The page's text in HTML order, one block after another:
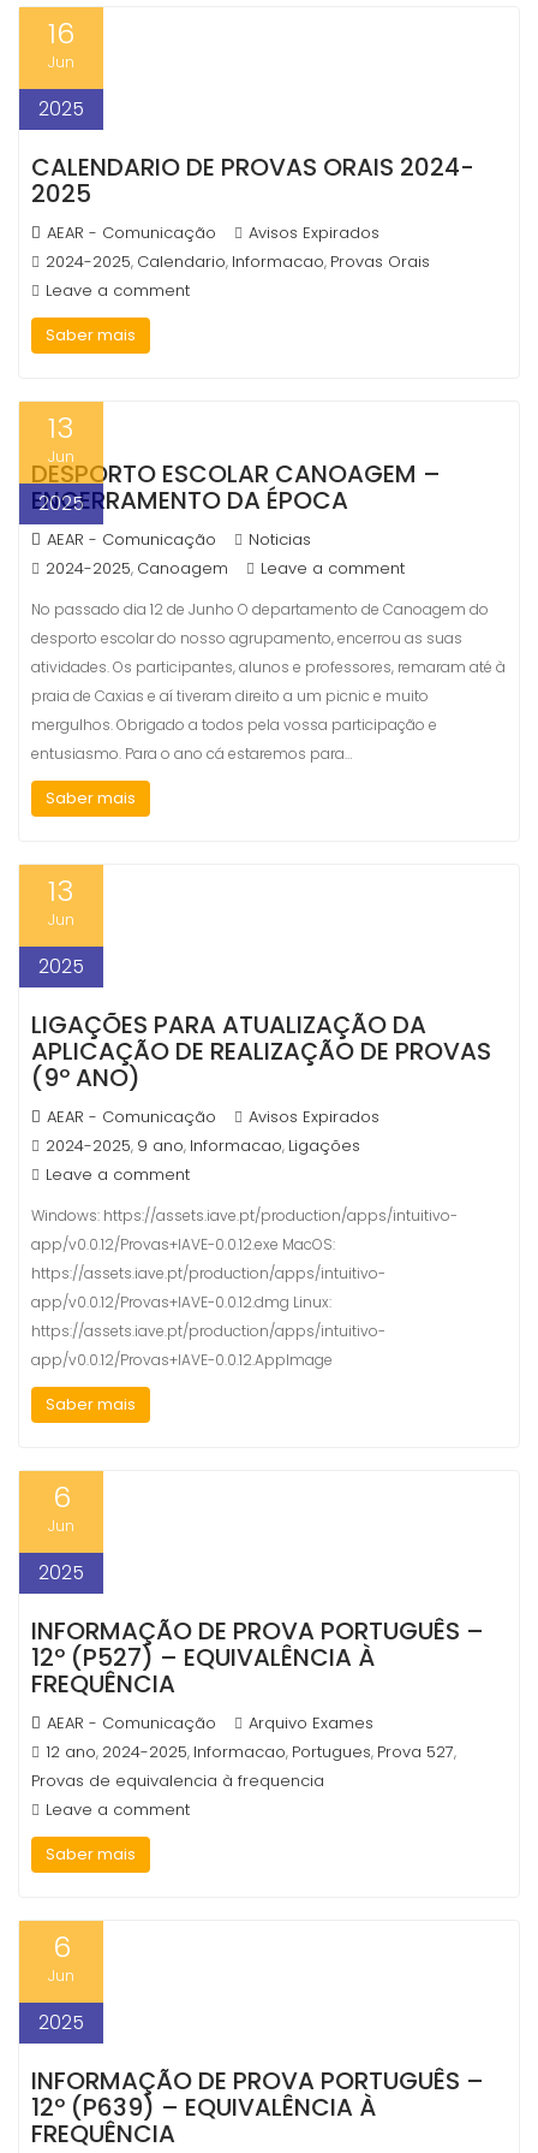
16
Jun
2025
CALENDARIO DE PROVAS ORAIS 2024-
2025
AEAR - Comunicação
Avisos Expirados
2024-2025, Calendario, Informacao, Provas Orais
Leave a comment
Saber mais
13
Jun
2025
DESPORTO ESCOLAR CANOAGEM –
ENCERRAMENTO DA ÉPOCA
AEAR - Comunicação
Noticias
2024-2025, Canoagem Leave a comment
No passado dia 12 de Junho O departamento de Canoagem do
desporto escolar do nosso agrupamento, encerrou as suas
atividades. Os participantes, alunos e professores, remaram até à
praia de Caxias e aí tiveram direito a um picnic e muito
mergulhos. Obrigado a todos pela vossa participação e
entusiasmo. Para o ano cá estaremos para…
Saber mais
13
Jun
2025
LIGAÇÕES PARA ATUALIZAÇÃO DA
APLICAÇÃO DE REALIZAÇÃO DE PROVAS
(9º ANO)
AEAR - Comunicação
Avisos Expirados
2024-2025, 9 ano, Informacao, Ligações
Leave a comment
Windows: https://assets.iave.pt/production/apps/intuitivo-
app/v0.0.12/Provas+IAVE-0.0.12.exe MacOS:
https://assets.iave.pt/production/apps/intuitivo-
app/v0.0.12/Provas+IAVE-0.0.12.dmg Linux:
https://assets.iave.pt/production/apps/intuitivo-
app/v0.0.12/Provas+IAVE-0.0.12.AppImage
Saber mais
6
Jun
2025
INFORMAÇÃO DE PROVA PORTUGUÊS –
12º (P527) – EQUIVALÊNCIA À
FREQUÊNCIA
AEAR - Comunicação
Arquivo Exames
12 ano, 2024-2025, Informacao, Portugues, Prova 527,
Provas de equivalencia à frequencia
Leave a comment
Saber mais
6
Jun
2025
INFORMAÇÃO DE PROVA PORTUGUÊS –
12º (P639) – EQUIVALÊNCIA À
FREQUÊNCIA